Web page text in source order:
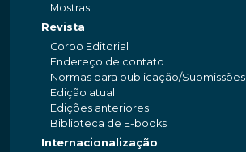
Mostras
Revista
Corpo Editorial
Endereço de contato
Normas para publicação/Submissões
Edição atual
Edições anteriores
Biblioteca de E-books
Internacionalização